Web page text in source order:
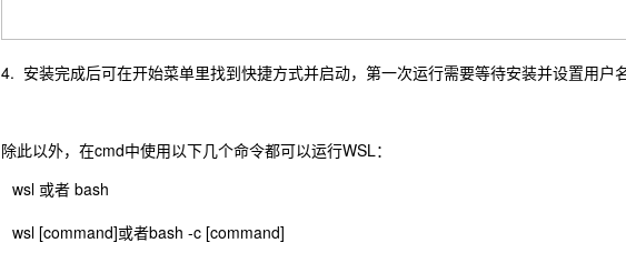
4. 安装完成后可在开始菜单里找到快捷方式并启动，第一次运行需要等待安装并设置用户
除此以外，在cmd中使用以下几个命令都可以运行WSL：
wsl 或者 bash
wsl [command]或者bash -c [command]